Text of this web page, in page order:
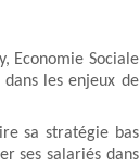
Economie Sociale
les enjeux de
sa stratégie bas
ses salariés dans